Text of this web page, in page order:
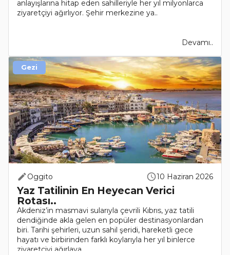
anlayışlarına hitap eden sahilleriyle her yıl milyonlarca
ziyaretçiyi ağırlıyor. Şehir merkezine ya..
Devamı..
Oggito 10 Haziran 2026
Yaz Tatilinin En Heyecan Verici
Rotası..
Akdeniz’in masmavi sularıyla çevrili Kıbrıs, yaz tatili
dendiğinde akla gelen en popüler destinasyonlardan
biri. Tarihi şehirleri, uzun sahil şeridi, hareketli gece
hayatı ve birbirinden farklı koylarıyla her yıl binlerce
ziyaretçiyi ağırlaya..
Gezi